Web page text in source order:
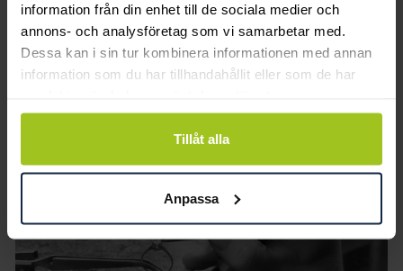
information från din enhet till de sociala medier och
annons- och analysföretag som vi samarbetar med.
Dessa kan i sin tur kombinera informationen med annan
information som du har tillhandahållit eller som de har
Tillåt alla
Anpassa